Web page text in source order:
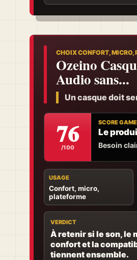
CHOIX CONFORT, MICRO,
Ozeino
Audio sans...
Un casque doit
76
/100
SCORE
Le
Besoin
USAGE
Confort, micro,
plateforme
VERDICT
À retenir si le son, le
confort et la
tiennent ensemble.